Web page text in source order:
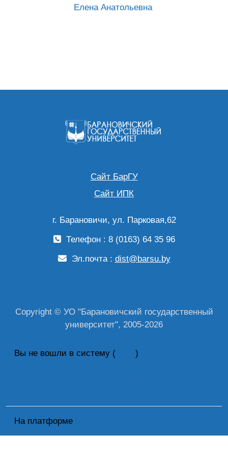
Елена Анатольевна
Сайт БарГУ
Сайт ИПК
г. Барановичи, ул. Парковая,62
Телефон : 8 (0163) 64 35 96
Эл.почта : dist@barsu.by
Copyright © УО "Барановичский государственный
университет", 2005-2026
Вы не вошли в систему (
)
На платформе